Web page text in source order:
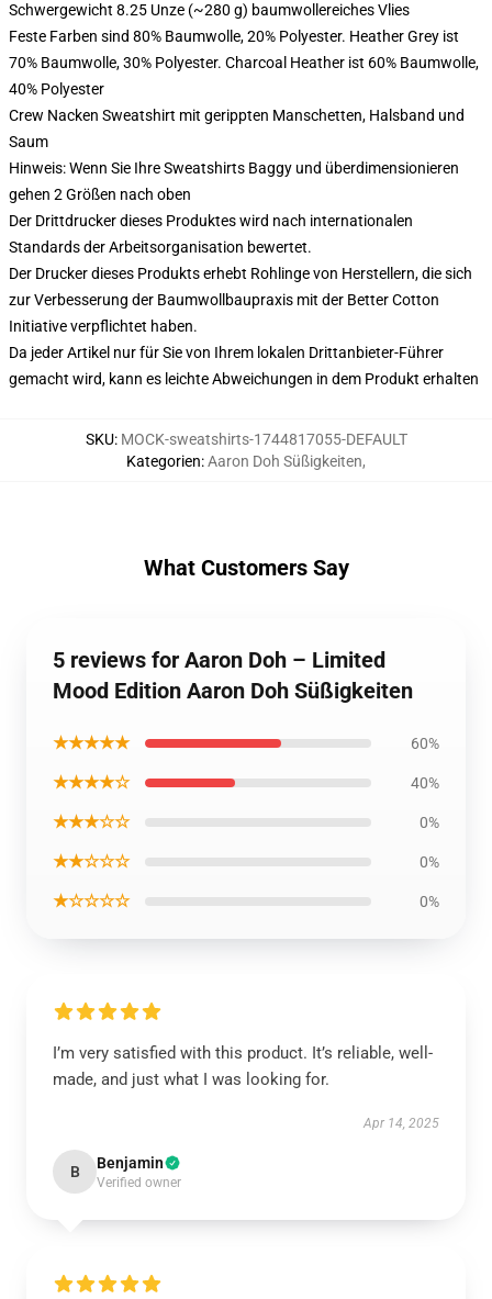
Schwergewicht 8.25 Unze (~280 g) baumwollereiches Vlies
Feste Farben sind 80% Baumwolle, 20% Polyester. Heather Grey ist
70% Baumwolle, 30% Polyester. Charcoal Heather ist 60% Baumwolle,
40% Polyester
Crew Nacken Sweatshirt mit gerippten Manschetten, Halsband und
Saum
Hinweis: Wenn Sie Ihre Sweatshirts Baggy und überdimensionieren
gehen 2 Größen nach oben
Der Drittdrucker dieses Produktes wird nach internationalen
Standards der Arbeitsorganisation bewertet.
Der Drucker dieses Produkts erhebt Rohlinge von Herstellern, die sich
zur Verbesserung der Baumwollbaupraxis mit der Better Cotton
Initiative verpflichtet haben.
Da jeder Artikel nur für Sie von Ihrem lokalen Drittanbieter-Führer
gemacht wird, kann es leichte Abweichungen in dem Produkt erhalten
SKU: MOCK-sweatshirts-1744817055-DEFAULT
Kategorien:Aaron Doh Süßigkeiten,
What Customers Say
5 reviews for Aaron Doh – Limited
Mood Edition Aaron Doh Süßigkeiten
★★★★★ 60%
★★★★☆ 40%
★★★☆☆ 0%
★★☆☆☆ 0%
★☆☆☆☆ 0%
I’m very satisfied with this product. It’s reliable, well-
made, and just what I was looking for.
Apr 14, 2025
B Benjamin
Verified owner